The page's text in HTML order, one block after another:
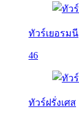
ทัวร์เยอรมนี
46
ทัวร์ฝรั่งเศส